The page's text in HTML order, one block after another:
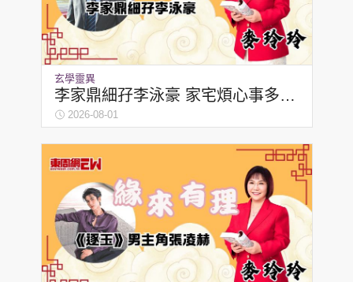
頭條日報 星島環球 The Standard
親子王 Oh!爸媽 JobMarket
頭條搵工 EDUPLUS
關於我們
聯絡我們
使用條款
版權及免責聲明
玄學靈異
李家鼎細孖李泳豪 家宅煩心事多 |
麥玲玲
2026-08-01